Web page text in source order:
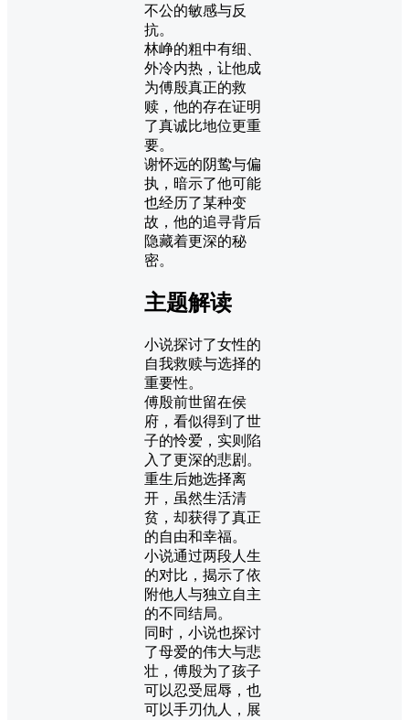
不公的敏感与反
抗。
林峥的粗中有细、
外冷内热，让他成
为傅殷真正的救
赎，他的存在证明
了真诚比地位更重
要。
谢怀远的阴鸷与偏
执，暗示了他可能
也经历了某种变
故，他的追寻背后
隐藏着更深的秘
密。
主题解读
小说探讨了女性的
自我救赎与选择的
重要性。
傅殷前世留在侯
府，看似得到了世
子的怜爱，实则陷
入了更深的悲剧。
重生后她选择离
开，虽然生活清
贫，却获得了真正
的自由和幸福。
小说通过两段人生
的对比，揭示了依
附他人与独立自主
的不同结局。
同时，小说也探讨
了母爱的伟大与悲
壮，傅殷为了孩子
可以忍受屈辱，也
可以手刃仇人，展